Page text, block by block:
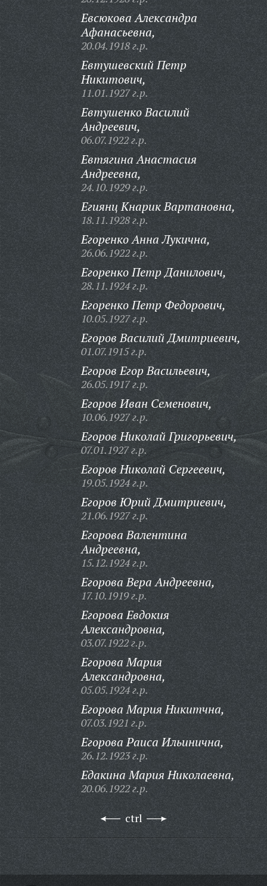
Евсюкова Александра
Афанасьевна,
20.04.1918 г.р.
Евтушевский Петр
Никитович,
11.01.1927 г.р.
Евтушенко Василий
Андреевич,
06.07.1922 г.р.
Евтягина Анастасия
Андреевна,
24.10.1929 г.р.
Егиянц Кнарик Вартановна,
18.11.1928 г.р.
Егоренко Анна Лукична,
26.06.1922 г.р.
Егоренко Петр Данилович,
28.11.1924 г.р.
Егоренко Петр Федорович,
10.05.1927 г.р.
Егоров Василий Дмитриевич,
01.07.1915 г.р.
Егоров Егор Васильевич,
26.05.1917 г.р.
Егоров Иван Семенович,
10.06.1927 г.р.
Егоров Николай Григорьевич,
07.01.1927 г.р.
Егоров Николай Сергеевич,
19.05.1924 г.р.
Егоров Юрий Дмитриевич,
21.06.1927 г.р.
Егорова Валентина
Андреевна,
15.12.1924 г.р.
Егорова Вера Андреевна,
17.10.1919 г.р.
Егорова Евдокия
Александровна,
03.07.1922 г.р.
Егорова Мария
Александровна,
05.05.1924 г.р.
Егорова Мария Никитчна,
07.03.1921 г.р.
Егорова Раиса Ильинична,
26.12.1923 г.р.
Едакина Мария Николаевна,
20.06.1922 г.р.
ctrl